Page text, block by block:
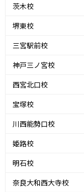
茨木校
堺東校
三宮駅前校
神戸三ノ宮校
西宮北口校
宝塚校
川西能勢口校
姫路校
明石校
奈良大和西大寺校